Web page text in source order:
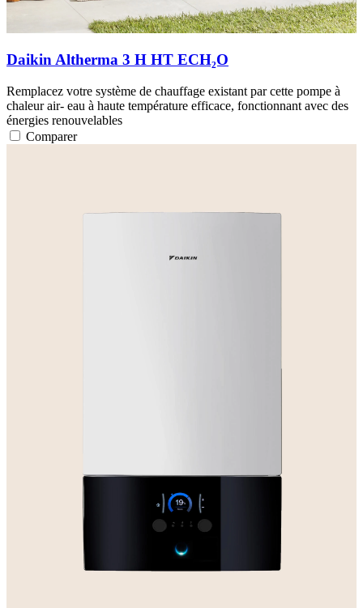
Daikin Altherma 3 H HT ECH₂O
Remplacez votre système de chauffage existant par cette pompe à
chaleur air- eau à haute température efficace, fonctionnant avec des
énergies renouvelables
Comparer